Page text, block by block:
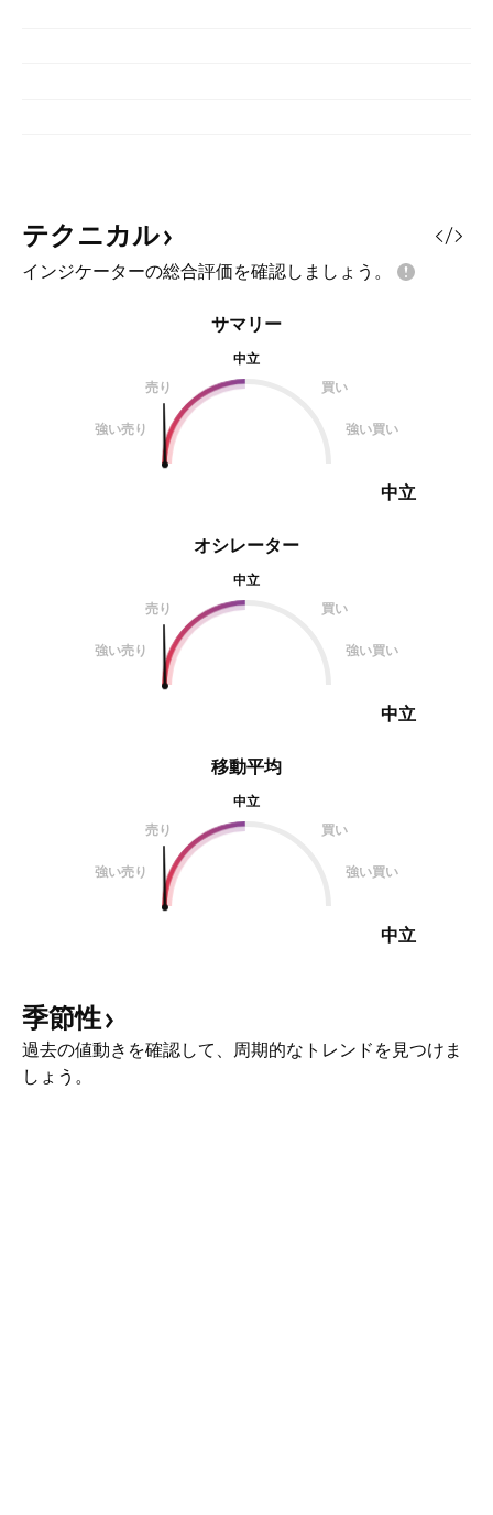
テクニカル
インジケーターの総合評価を確認しましょう。
オシレーター
中立
売り
買い
強い売り 強い買い
中立
サマリー
中立
売り
買い
強い売り 強い買い
中立
移動平均
中立
売り
買い
強い売り 強い買い
中立
季節性
過去の値動きを確認して、周期的なトレンドを見つけま
しょう。